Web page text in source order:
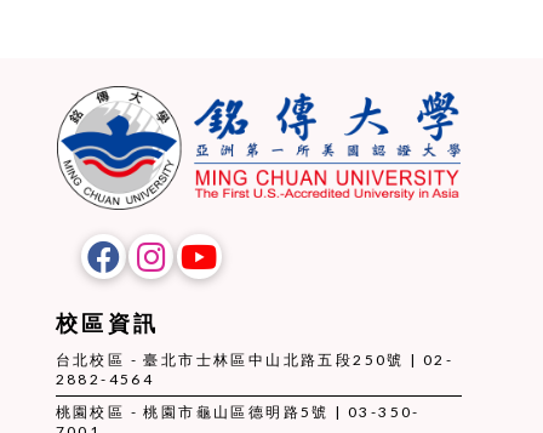
校區資訊
台北校區 - 臺北市士林區中山北路五段250號 | 02-
2882-4564
桃園校區 - 桃園市龜山區德明路5號 | 03-350-